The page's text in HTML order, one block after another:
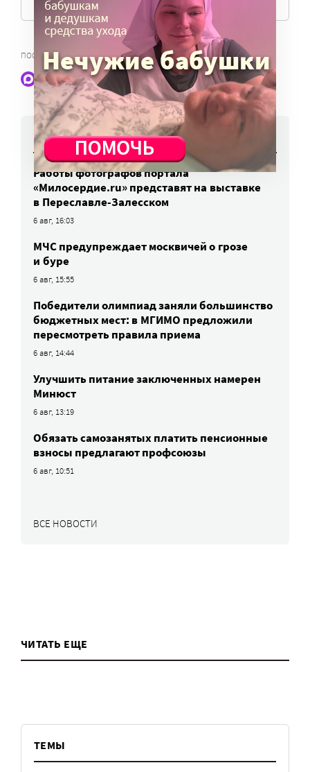
ПОСОБИЯ, ПОСОБИЕ ЛОУ
Наши статьи и новости в Max. Подпишитесь
НОВОСТИ
Работы фотографов портала
«Милосердие.ru» представят на выставке
в Переславле-Залесском
6 авг, 16:03
МЧС предупреждает москвичей о грозе
и буре
6 авг, 15:55
Победители олимпиад заняли большинство
бюджетных мест: в МГИМО предложили
пересмотреть правила приема
6 авг, 14:44
Улучшить питание заключенных намерен
Минюст
6 авг, 13:19
Обязать самозанятых платить пенсионные
взносы предлагают профсоюзы
6 авг, 10:51
ВСЕ НОВОСТИ
ЧИТАТЬ ЕЩЕ
ТЕМЫ